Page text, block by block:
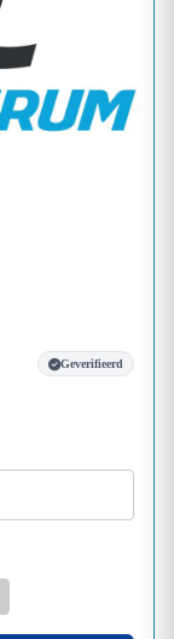
Geverifieerd